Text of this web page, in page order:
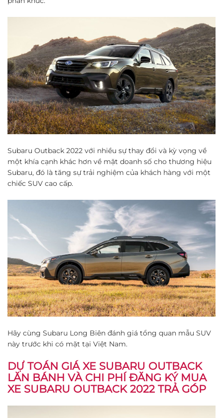
Subaru Outback 2022 với nhiều sự thay đổi và kỳ vọng về
một khía cạnh khác hơn về mặt doanh số cho thương hiệu
Subaru, đó là tăng sự trải nghiệm của khách hàng với một
chiếc SUV cao cấp.
Hãy cùng Subaru Long Biên đánh giá tổng quan mẫu SUV
này trước khi có mặt tại Việt Nam.
DỰ TOÁN GIÁ XE SUBARU OUTBACK
LĂN BÁNH VÀ CHI PHÍ ĐĂNG KÝ MUA
XE SUBARU OUTBACK 2022 TRẢ GÓP